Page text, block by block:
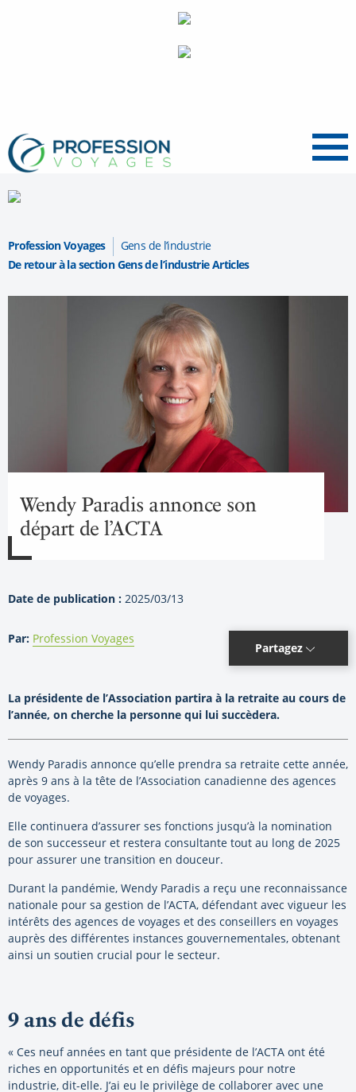
Menu
Profession Voyages
Gens de l’industrie
De retour à la section Gens de l’industrie Articles
Wendy Paradis annonce son
départ de l’ACTA
Date de publication : 2025/03/13
Par: Profession Voyages
Partagez
La présidente de l’Association partira à la retraite au cours de
l’année, on cherche la personne qui lui succèdera.
Wendy Paradis annonce qu’elle prendra sa retraite cette année,
après 9 ans à la tête de l’Association canadienne des agences
de voyages.
Elle continuera d’assurer ses fonctions jusqu’à la nomination
de son successeur et restera consultante tout au long de 2025
pour assurer une transition en douceur.
Durant la pandémie, Wendy Paradis a reçu une reconnaissance
nationale pour sa gestion de l’ACTA, défendant avec vigueur les
intérêts des agences de voyages et des conseillers en voyages
auprès des différentes instances gouvernementales, obtenant
ainsi un soutien crucial pour le secteur.
9 ans de défis
« Ces neuf années en tant que présidente de l’ACTA ont été
riches en opportunités et en défis majeurs pour notre
industrie, dit-elle. J’ai eu le privilège de collaborer avec une